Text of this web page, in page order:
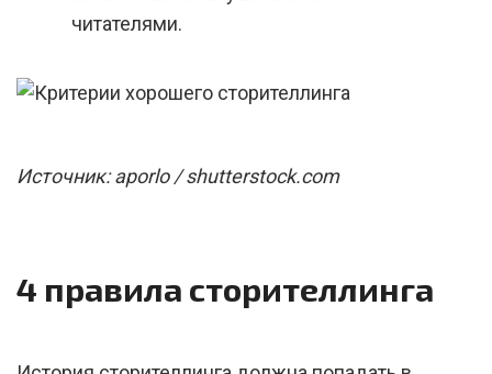
читателями.
Источник: aporlo / shutterstock.com
4 правила сторителлинга